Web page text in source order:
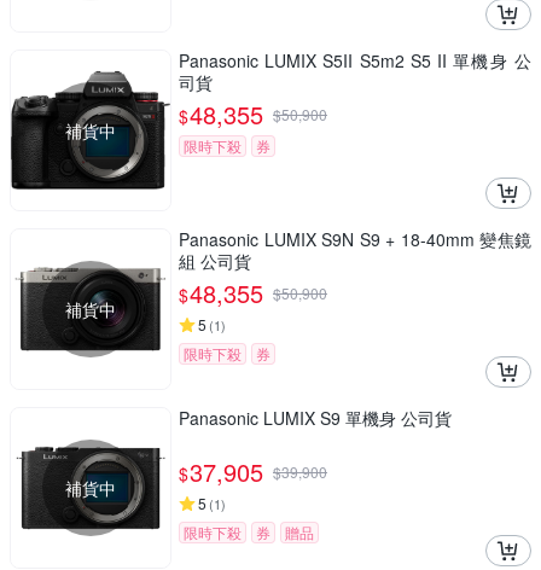
補貨中
Panasonic LUMIX S5II S5m2 S5 II 單機身 公
司貨
$48,355 $50,900
限時下殺
券
補貨中
Panasonic LUMIX S9N S9 + 18-40mm 變焦鏡
組 公司貨
$48,355 $50,900
5 (1)
限時下殺 券
補貨中
Panasonic LUMIX S9 單機身 公司貨
$37,905 $39,900
5 (1)
限時下殺 券 贈品